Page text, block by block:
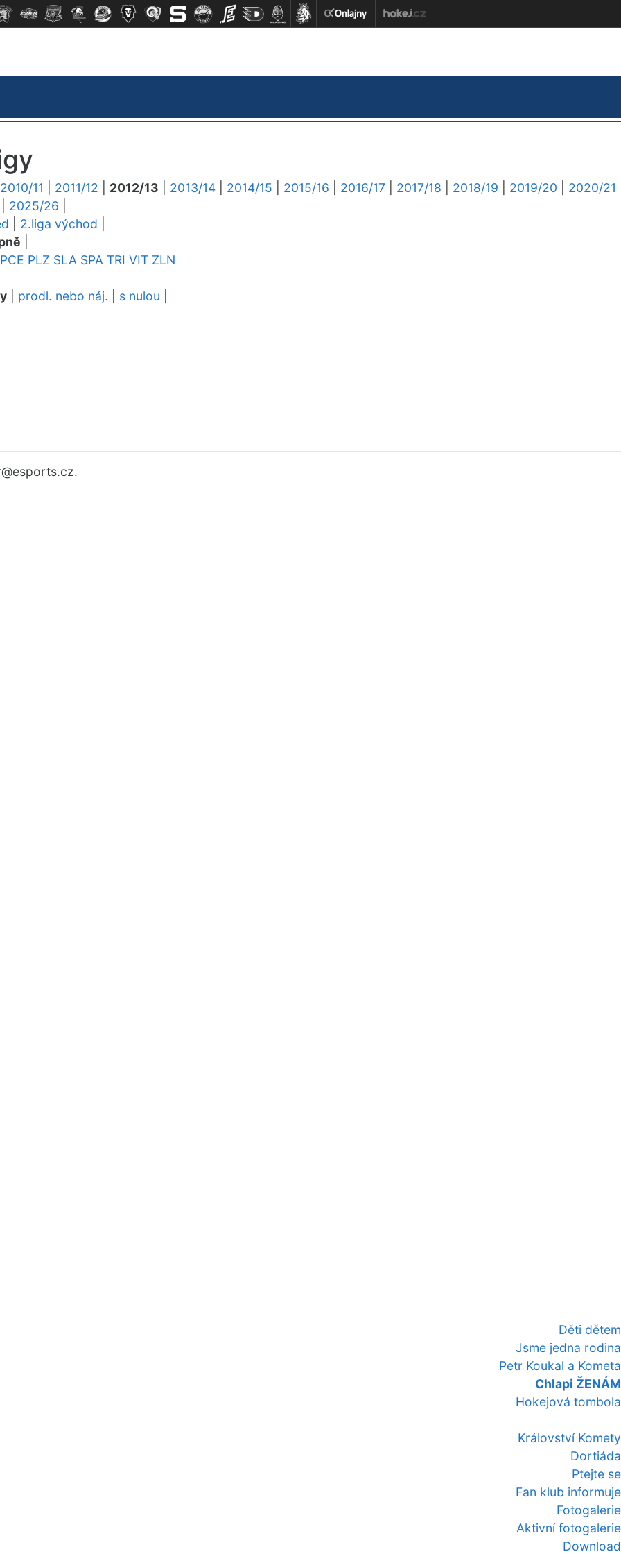
Děti dětem
Jsme jedna rodina
Petr Koukal a Kometa
Chlapi ŽENÁM
Hokejová tombola
Království Komety
Dortiáda
Ptejte se
Fan klub informuje
Fotogalerie
Aktivní fotogalerie
Download
2010/11 2011/12 2012/13 2013/14 2014/15 2015/16 2016/17 2017/18 2018/19 2019/20
2020/21
2025/26
2.liga východ
PCE PLZ SLA SPA TRI VIT ZLN
prodl. nebo náj. s nulou
@esports.cz.